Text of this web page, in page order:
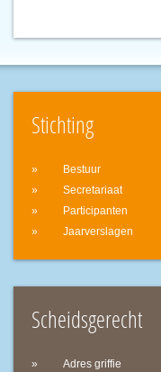
Stichting
Bestuur
Secretariaat
Participanten
Jaarverslagen
Scheidsgerecht
Adres griffie